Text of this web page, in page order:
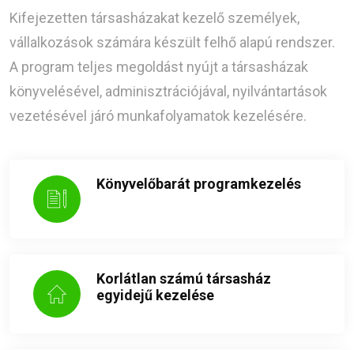
Kifejezetten társasházakat kezelő személyek,
vállalkozások számára készült felhő alapú rendszer.
A program teljes megoldást nyújt a társasházak
könyvelésével, adminisztrációjával, nyilvántartások
vezetésével járó munkafolyamatok kezelésére.
Könyvelőbarát programkezelés
Korlátlan számú társasház
egyidejű kezelése